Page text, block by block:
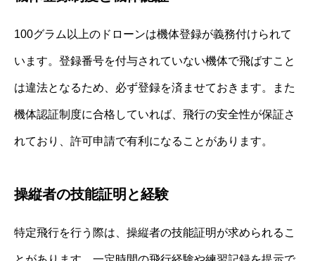
100グラム以上のドローンは機体登録が義務付けられて
います。登録番号を付与されていない機体で飛ばすこと
は違法となるため、必ず登録を済ませておきます。また
機体認証制度に合格していれば、飛行の安全性が保証さ
れており、許可申請で有利になることがあります。
操縦者の技能証明と経験
特定飛行を行う際は、操縦者の技能証明が求められるこ